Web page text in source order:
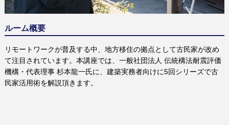
ルーム概要
リモートワークが普及する中、地方移住の拠点として古民家が改め
て注目されています。本講座では、一般社団法人 伝統構法耐震評価
機構・代表理事 杉本龍一氏に、建築実務者向けに5回シリーズで古
民家活用術を解説頂きます。